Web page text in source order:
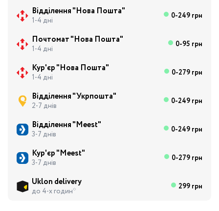
Відділення "Нова Пошта"
1-4 дні 0-249 грн
Почтомат "Нова Пошта"
1-4 дні 0-95 грн
Кур'єр "Нова Пошта"
1-4 дні 0-279 грн
Відділення "Укрпошта"
2-7 днів 0-249 грн
Відділення "Meest"
3-7 днів 0-249 грн
Кур'єр "Meest"
3-7 днів 0-279 грн
Uklon delivery
до 4-х годин* 299 грн